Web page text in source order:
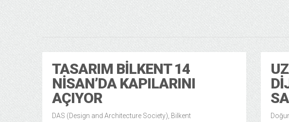
TASARIM BILKENT 14
NISAN’DA KAPILARINI
AÇIYOR
DAS (Design and Architecture Society), Bilkent